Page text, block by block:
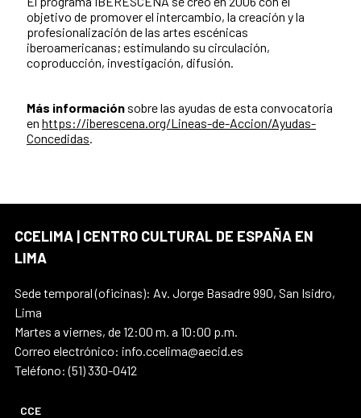
objetivo de promover el intercambio, la creación y la
profesionalización de las artes escénicas
iberoamericanas; estimulando su circulación,
coproducción, investigación, difusión.
Más información sobre las ayudas de esta convocatoria
en https://iberescena.org/Lineas-de-Accion/Ayudas-
Concedidas
CCELIMA | CENTRO CULTURAL DE ESPAÑA EN
LIMA
Sede temporal (oficinas): Av. Jorge Basadre 990, San Isidro,
Lima
Martes a viernes, de 12:00 m. a 10:00 p.m.
Correo electrónico: info.ccelima@aecid.es
Teléfono: (51) 330-0412
CCE